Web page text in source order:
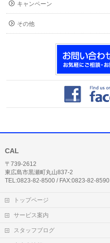
キャンペーン
その他
CAL
〒739-2612
東広島市黒瀬町丸山837-2
TEL:0823-82-8500 / FAX:0823-82-8590
トップページ
サービス案内
スタッフブログ